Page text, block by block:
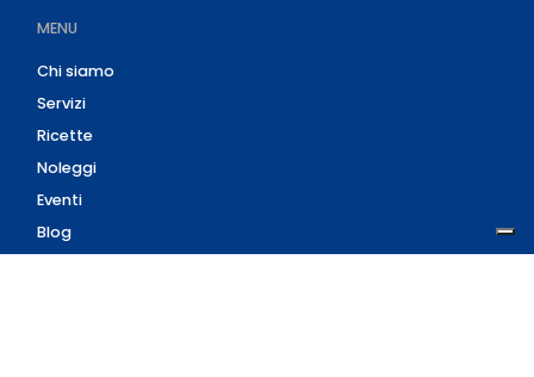
MENU
Chi siamo
Servizi
Ricette
Noleggi
Eventi
Blog